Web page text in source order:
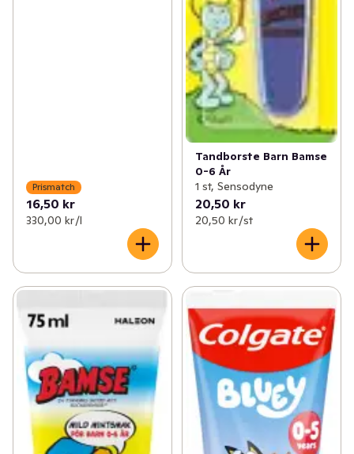
Prismatch
16,50 kr
330,00 kr /l
Tandborste Barn Bamse
0-6 År
1 st, Sensodyne
20,50 kr
20,50 kr /st